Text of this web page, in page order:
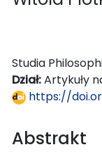
Studia
Dział:Artykuły
https://
Abstrakt